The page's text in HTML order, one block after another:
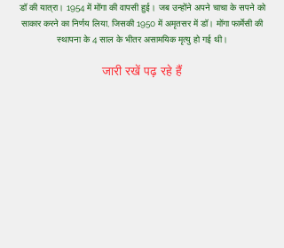
डॉ की यात्रा। 1954 में मोंगा की वापसी हुई। जब उन्होंने अपने चाचा के सपने को
साकार करने का निर्णय लिया, जिसकी 1950 में अमृतसर में डॉ। मोंगा फार्मेसी की
स्थापना के 4 साल के भीतर असामयिक मृत्यु हो गई थी।
जारी रखें पढ़ रहे हैं